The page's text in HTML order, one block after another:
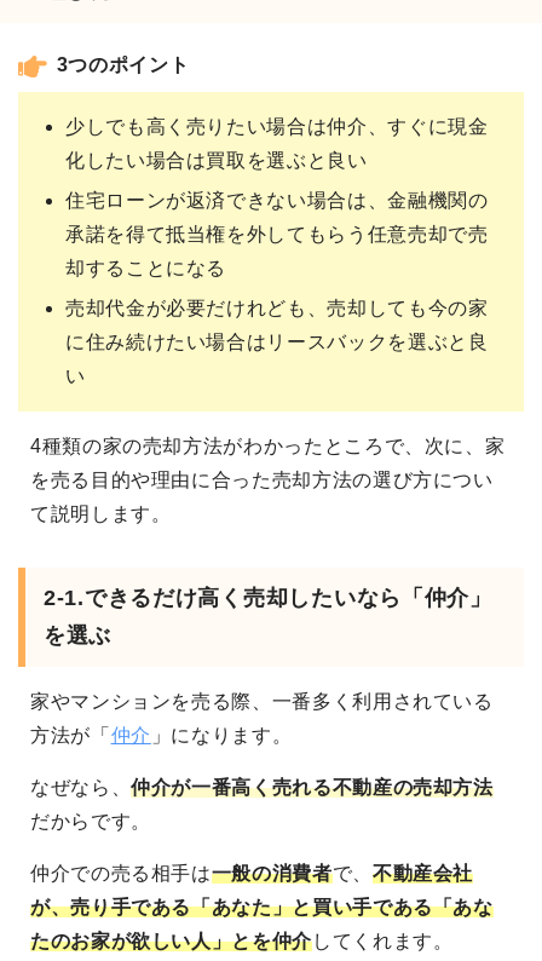
3つのポイント
少しでも高く売りたい場合は仲介、すぐに現金
化したい場合は買取を選ぶと良い
住宅ローンが返済できない場合は、金融機関の
承諾を得て抵当権を外してもらう任意売却で売
却することになる
売却代金が必要だけれども、売却しても今の家
に住み続けたい場合はリースバックを選ぶと良
い
4種類の家の売却方法がわかったところで、次に、家
を売る目的や理由に合った売却方法の選び方につい
て説明します。
2-1.できるだけ高く売却したいなら「仲介」
を選ぶ
家やマンションを売る際、一番多く利用されている
方法が「 仲介 」になります。
なぜなら、仲介が一番高く売れる不動産の売却方法
だからです。
仲介での売る相手は一般の消費者で、 不動産会社
が、売り手である「あなた」と買い手である「あな
たのお家が欲しい人」とを仲介してくれます。